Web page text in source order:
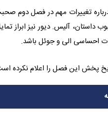
درباره تغییرات مهم در فصل دوم
آلیس. دیور نیز ابراز
احساسی الی و جوئل باشد.